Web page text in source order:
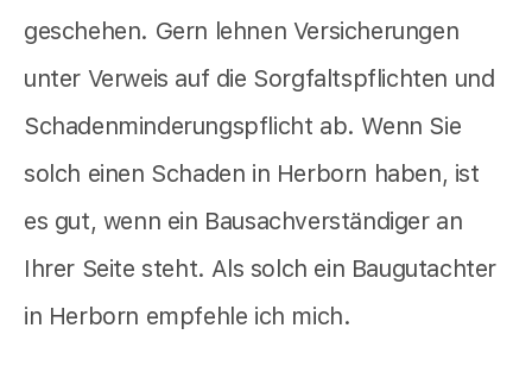
geschehen. Gern lehnen Versicherungen
unter Verweis auf die Sorgfaltspflichten und
Schadenminderungspflicht ab. Wenn Sie
solch einen Schaden in Herborn haben, ist
es gut, wenn ein Bausachverständiger an
Ihrer Seite steht. Als solch ein Baugutachter
in Herborn empfehle ich mich.